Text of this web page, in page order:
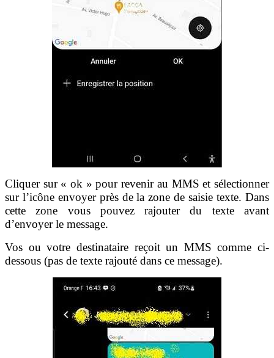
Cliquer sur « ok » pour revenir au MMS et sélectionner
sur l’icône envoyer près de la zone de saisie texte. Dans
cette zone vous pouvez rajouter du texte avant
d’envoyer le message.
Vos ou votre destinataire reçoit un MMS comme ci-
dessous (pas de texte rajouté dans ce message).